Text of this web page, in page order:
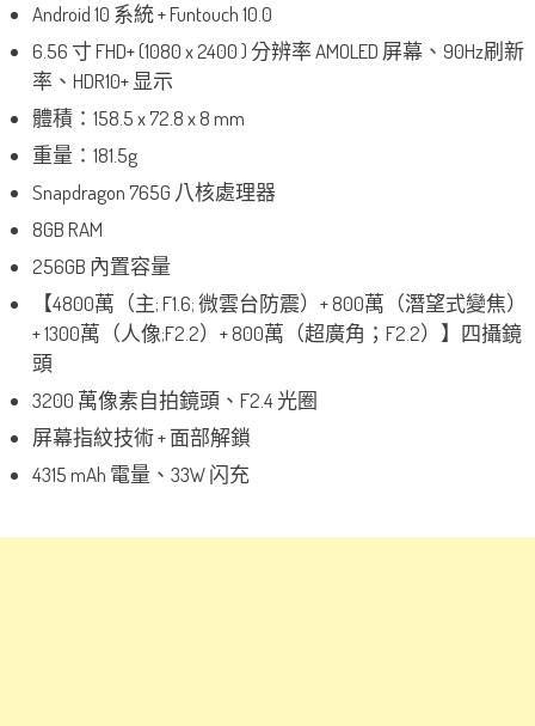
Android 10 系統 + Funtouch 10.0
6.56 寸 FHD+ (1080 x 2400 ) 分辨率 AMOLED 屏幕、90Hz刷新
率、HDR10+ 显示
體積：158.5 x 72.8 x 8 mm
重量：181.5g
Snapdragon 765G 八核處理器
8GB RAM
256GB 內置容量
【4800萬（主; F1.6; 微雲台防震）+ 800萬（潛望式變焦）
+ 1300萬（人像;F2.2）+ 800萬（超廣角；F2.2）】四攝鏡
頭
3200 萬像素自拍鏡頭、F2.4 光圈
屏幕指紋技術 + 面部解鎖
4315 mAh 電量、33W 闪充